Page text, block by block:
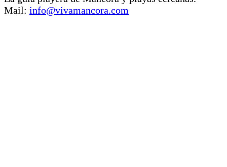
Mail: info@vivamancora.com